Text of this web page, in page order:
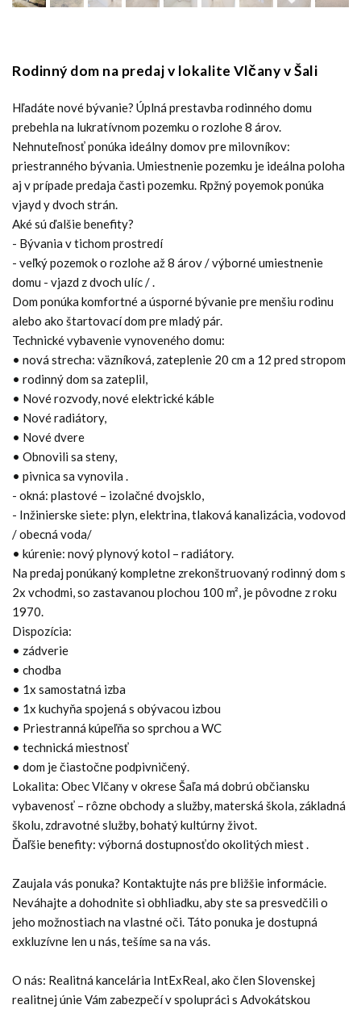
Rodinný dom na predaj v lokalite Vlčany v Šali
Hľadáte nové bývanie? Úplná prestavba rodinného domu
prebehla na lukratívnom pozemku o rozlohe 8 árov.
Nehnuteľnosť ponúka ideálny domov pre milovníkov:
priestranného bývania. Umiestnenie pozemku je ideálna poloha
aj v prípade predaja časti pozemku. Rpžný poyemok ponúka
vjayd y dvoch strán.
Aké sú ďalšie benefity?
- Bývania v tichom prostredí
- veľký pozemok o rozlohe až 8 árov / výborné umiestnenie
domu - vjazd z dvoch ulíc / .
Dom ponúka komfortné a úsporné bývanie pre menšiu rodinu
alebo ako štartovací dom pre mladý pár.
Technické vybavenie vynoveného domu:
• nová strecha: väzníková, zateplenie 20 cm a 12 pred stropom
• rodinný dom sa zateplil,
• Nové rozvody, nové elektrické káble
• Nové radiátory,
• Nové dvere
• Obnovili sa steny,
• pivnica sa vynovila .
- okná: plastové – izolačné dvojsklo,
- Inžinierske siete: plyn, elektrina, tlaková kanalizácia, vodovod
/ obecná voda/
• kúrenie: nový plynový kotol – radiátory.
Na predaj ponúkaný kompletne zrekonštruovaný rodinný dom s
2x vchodmi, so zastavanou plochou 100 m², je pôvodne z roku
1970.
Dispozícia:
• zádverie
• chodba
• 1x samostatná izba
• 1x kuchyňa spojená s obývacou izbou
• Priestranná kúpeľňa so sprchou a WC
• technická miestnosť
• dom je čiastočne podpivničený.
Lokalita: Obec Vlčany v okrese Šaľa má dobrú občiansku
vybavenosť – rôzne obchody a služby, materská škola, základná
školu, zdravotné služby, bohatý kultúrny život.
Ďaľšie benefity: výborná dostupnosťdo okolitých miest .
Zaujala vás ponuka? Kontaktujte nás pre bližšie informácie.
Neváhajte a dohodnite si obhliadku, aby ste sa presvedčili o
jeho možnostiach na vlastné oči. Táto ponuka je dostupná
exkluzívne len u nás, tešíme sa na vás.
O nás: Realitná kancelária IntExReal, ako člen Slovenskej
realitnej únie Vám zabezpečí v spolupráci s Advokátskou